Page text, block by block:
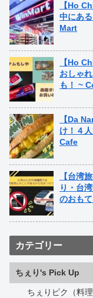
【Ho
中にあ
Mart
【Ho
おしゃ
も！ ~
【Da
け！４
Cafe
【台湾
り・台
のおも
カテゴリー
ちぇり's Pick Up
ちぇりピク（料理